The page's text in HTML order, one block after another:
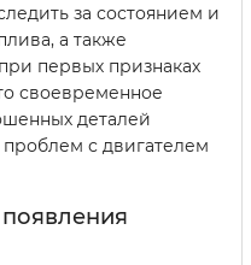
за состоянием и
а также
первых признаках
своевременное
деталей
с двигателем